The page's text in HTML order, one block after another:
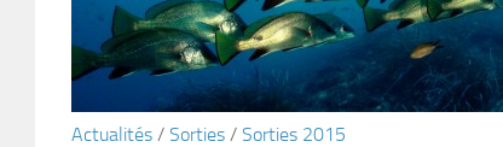
Actualités / Sorties / Sorties 2015